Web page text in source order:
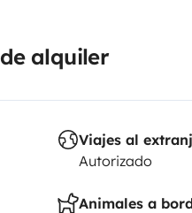
alquiler
Viajes al
Autorizado
Animales a